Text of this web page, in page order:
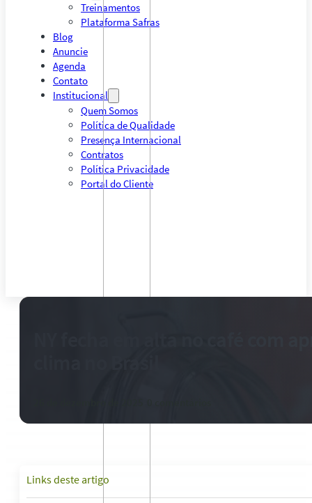
Treinamentos
Plataforma Safras
Blog
Anuncie
Agenda
Contato
Institucional
Quem Somos
Política de Qualidade
Presença Internacional
Contratos
Política Privacidade
Portal do Cliente
Links deste artigo